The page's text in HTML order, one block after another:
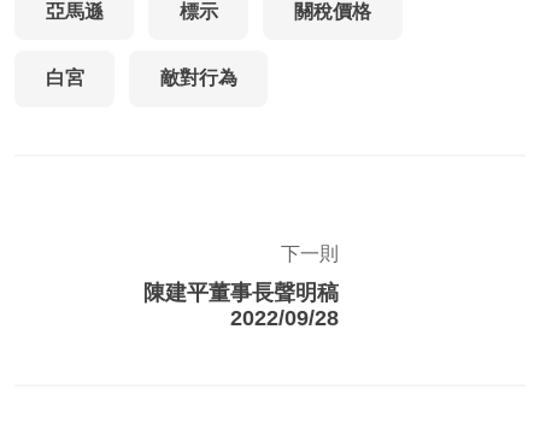
亞馬遜 標示 關稅價格
白宮 敵對行為
下一則
陳建平董事長聲明稿
2022/09/28